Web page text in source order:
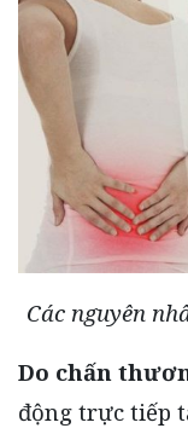
Các nguyên
Do chấn
động trực tiếp